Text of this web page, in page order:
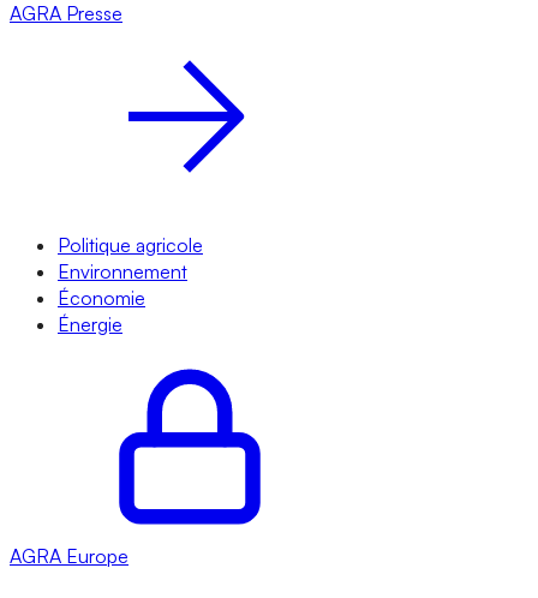
AGRA Presse
Politique agricole
Environnement
Économie
Énergie
AGRA Europe